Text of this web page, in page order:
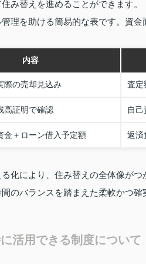
み替えを進めることができます。
理を助ける簡易的な表です。資金
内容
際の売却見込み 査定
高証明で確認 自
金＋ローン借入予定額 返済
化により、住み替えの全体像が
のバランスを踏まえた柔軟かつ確
活用できる制度について